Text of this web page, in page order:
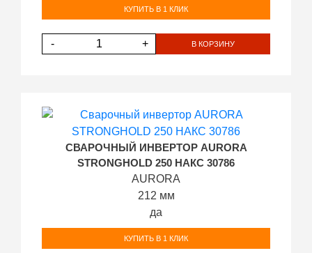
КУПИТЬ В 1 КЛИК
- + В КОРЗИНУ
СВАРОЧНЫЙ ИНВЕРТОР AURORA
STRONGHOLD 250 НАКС 30786
AURORA
212 мм
да
КУПИТЬ В 1 КЛИК